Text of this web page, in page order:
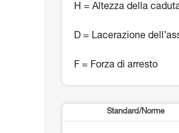
H = Altezza della
D = Lacerazione
F = Forza di arresto
Standard/Norme